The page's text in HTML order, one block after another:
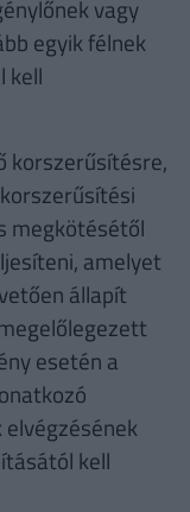
vagy
egyik félnek
kell
korszerűsítésre,
megkötésétől
amelyet
állapít
esetén a
kell